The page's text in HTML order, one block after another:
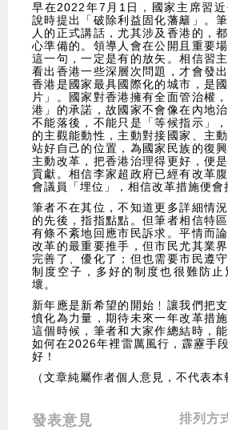
早在2022年7月1日，國家主席習
說時提出「破除利益固化藩籬」。
人的正式講話，尤其涉及香港的，
心準備的。領導人會在公開且重要
這一句，一定是有的放矢。相信習
看出香港一些深層次問題，才會發
香港是國家最具國際化的城市，是
片」。國家對香港擁有全面管治權
港」的承諾，故國家不會像在內地
不能落後，不能只是「等候指示」
的主觀能動性，主動對接國家、主
站好自己的位置，為國家民族的復
主動改革，把香港治理得更好，便
貢獻。相信李家超政府已經有改革
會議員「埋位」，相信改革措施便會
筆者不在其位，不知道更多詳細情
的先後，指指點點。但筆者相信特
有條不紊地回應市民訴求。平情而
改革的最重要推手，但市民尤其業
完善了、優化了；但也需要市民遵
制度空子，多好的制度也很難防止
壞。
新年應是新希望的開始﹗讓我們把
憤化為力量，期待未來一年改革措
這個時候，筆者和大家作總結時，
如何在2026年裡雷厲風行，霹靂手
好！
（文章純屬作者個人意見，不代表本
發表意見 排列方